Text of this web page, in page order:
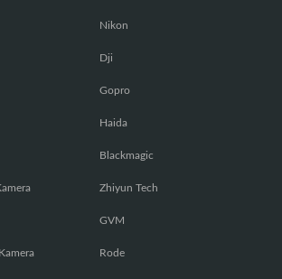
Nikon
Dji
Gopro
Haida
Blackmagic
Zhiyun Tech
GVM
Rode